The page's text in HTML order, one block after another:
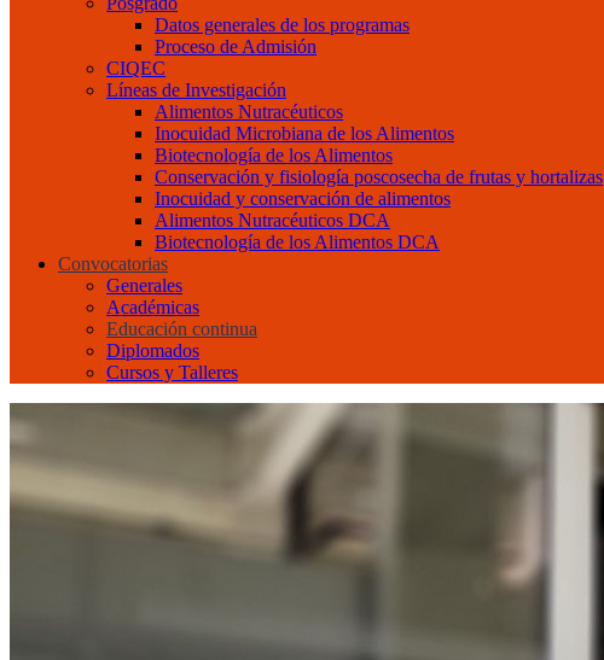
Datos generales de los programas
Proceso de Admisión
CIQEC
Líneas de Investigación
Alimentos Nutracéuticos
Inocuidad Microbiana de los Alimentos
Biotecnología de los Alimentos
Conservación y fisiología poscosecha de frutas y hortalizas
Inocuidad y conservación de alimentos
Alimentos Nutracéuticos DCA
Biotecnología de los Alimentos DCA
Convocatorias
Generales
Académicas
Educación continua
Diplomados
Cursos y Talleres